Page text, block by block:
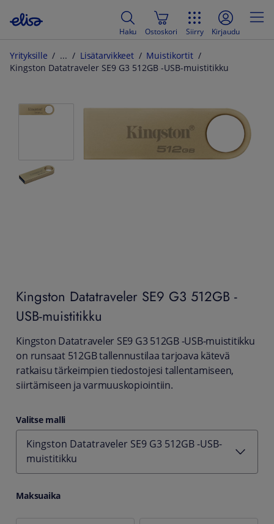
Haku Ostoskori Siirry Kirjaudu
Yrityksille Lisätarvikkeet
Muistikortit
Kingston Datatraveler SE9 G3 512GB -USB-muistitikku
Kingston Datatraveler SE9 G3 512GB -
USB-muistitikku
Kingston Datatraveler SE9 G3 512GB -USB-muistitikku
on runsaat 512GB tallennustilaa tarjoava kätevä
ratkaisu tärkeimpien tiedostojesi tallentamiseen,
siirtämiseen ja varmuuskopiointiin.
Valitse malli
Kingston Datatraveler SE9 G3 512GB -USB-
muistitikku
Maksuaika